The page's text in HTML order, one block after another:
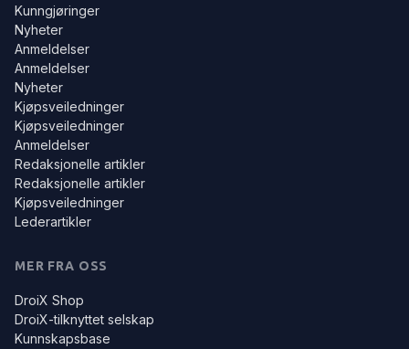
Kunngjøringer
Nyheter
Anmeldelser
Anmeldelser
Nyheter
Kjøpsveiledninger
Kjøpsveiledninger
Anmeldelser
Redaksjonelle artikler
Redaksjonelle artikler
Kjøpsveiledninger
Lederartikler
MER FRA OSS
DroiX Shop
DroiX-tilknyttet selskap
Kunnskapsbase